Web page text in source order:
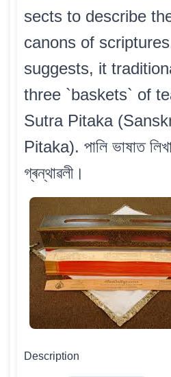
sects to describe
canons of
suggests, it
three `baskets` of
Sutra Pitaka
Pitaka). পালি ভাষাত
গ্ৰন্থাৱলী।
Description